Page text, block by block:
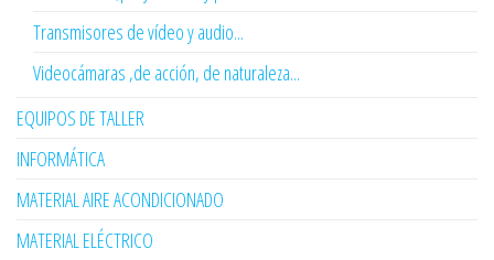
Transmisores de vídeo y audio...
Videocámaras ,de acción, de naturaleza...
EQUIPOS DE TALLER
INFORMÁTICA
MATERIAL AIRE ACONDICIONADO
MATERIAL ELÉCTRICO